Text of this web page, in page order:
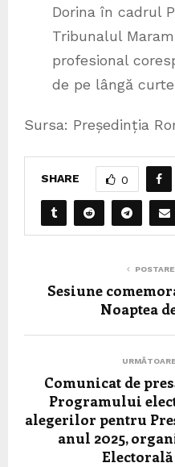
Dorina în cadrul
Tribunalul
profesional
de pe lângă
Sursa: Președinția
SHARE 0
Sesiune
Noaptea
Comunicat de
Programului
alegerilor pentru
anul 2025,
Electorală